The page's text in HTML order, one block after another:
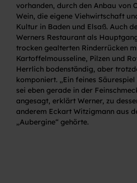
vorhanden, durch den Anbau von
Wein, die eigene Viehwirtschaft
Kultur in Baden und Elsaß. Auch
Werners Restaurant als
trocken gealterten Rinderrücken
Kartoffelmousseline, Pilzen und
Herrlich bodenständig, aber
komponiert. „Ein feines
sei eben gerade in der
angesagt, erklärt Werner, zu
anderem Eckart Witzigmann aus
„Aubergine“ gehörte.